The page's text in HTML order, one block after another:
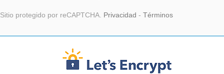
Sitio protegido por reCAPTCHA. Privacidad - Términos